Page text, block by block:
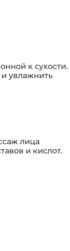
к сухости.
увлажнить
лица
и кислот.